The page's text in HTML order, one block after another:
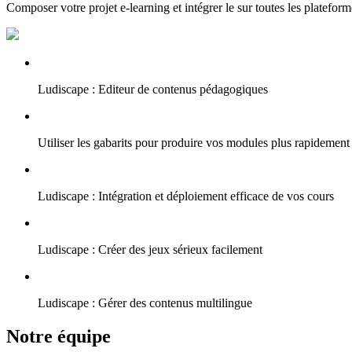
Composer votre projet e-learning et intégrer le sur toutes les
Ludiscape : Editeur de contenus pédagogiques
Utiliser les gabarits pour produire vos modules plus rapidement
Ludiscape : Intégration et déploiement efficace de vos cours
Ludiscape : Créer des jeux sérieux facilement
Ludiscape : Gérer des contenus multilingue
Notre équipe